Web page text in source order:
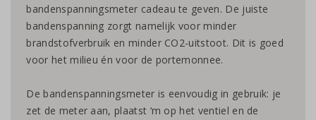
bandenspanningsmeter cadeau te geven. De juiste
bandenspanning zorgt namelijk voor minder
brandstofverbruik en minder CO2-uitstoot. Dit is goed
voor het milieu én voor de portemonnee.
De bandenspanningsmeter is eenvoudig in gebruik: je
zet de meter aan, plaatst ‘m op het ventiel en de